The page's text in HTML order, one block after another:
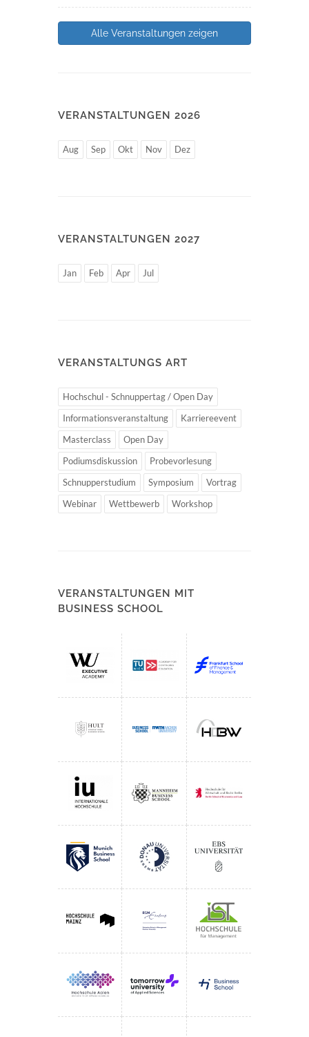
Alle Veranstaltungen zeigen
VERANSTALTUNGEN 2026
Aug Sep Okt Nov Dez
VERANSTALTUNGEN 2027
Jan Feb Apr Jul
VERANSTALTUNGS ART
Hochschul - Schnuppertag / Open Day
Informationsveranstaltung
Karriereevent
Masterclass
Open Day
Podiumsdiskussion
Probevorlesung
Schnupperstudium
Symposium
Vortrag
Webinar
Wettbewerb Workshop
VERANSTALTUNGEN MIT
BUSINESS SCHOOL